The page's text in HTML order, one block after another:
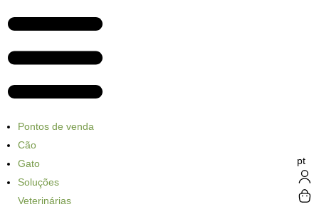
Pontos de venda
Cão
Gato
Soluções
Veterinárias
pt